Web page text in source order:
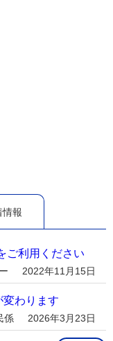
情報
ご利用ください
2022年11月15日
わります
係 2026年3月23日